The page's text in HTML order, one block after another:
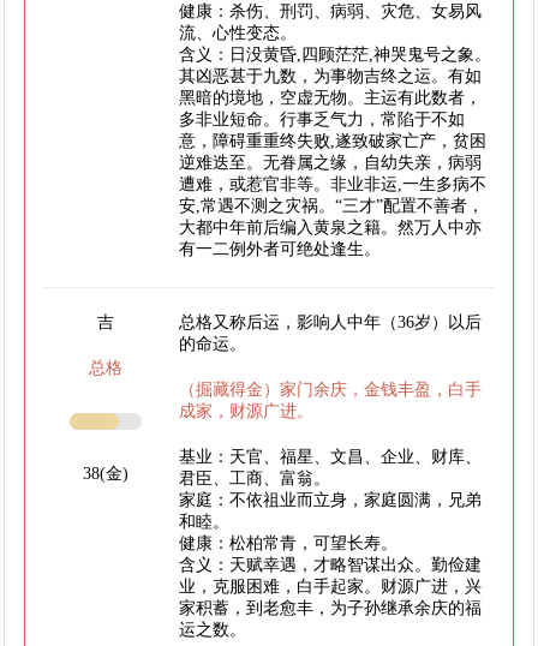
健康：杀伤、刑罚、病弱、灾危、女易风
流、心性变态。
含义：日没黄昏,四顾茫茫,神哭鬼号之象。
其凶恶甚于九数，为事物吉终之运。有如
黑暗的境地，空虚无物。主运有此数者，
多非业短命。行事乏气力，常陷于不如
意，障碍重重终失败,遂致破家亡产，贫困
逆难迭至。无眷属之缘，自幼失亲，病弱
遭难，或惹官非等。非业非运,一生多病不
安,常遇不测之灾祸。“三才”配置不善者，
大都中年前后编入黄泉之籍。然万人中亦
有一二例外者可绝处逢生。
吉
总格
38(金)
总格又称后运，影响人中年（36岁）以后
的命运。
（掘藏得金）家门余庆，金钱丰盈，白手
成家，财源广进。
基业：天官、福星、文昌、企业、财库、
君臣、工商、富翁。
家庭：不依祖业而立身，家庭圆满，兄弟
和睦。
健康：松柏常青，可望长寿。
含义：天赋幸遇，才略智谋出众。勤俭建
业，克服困难，白手起家。财源广进，兴
家积蓄，到老愈丰，为子孙继承余庆的福
运之数。